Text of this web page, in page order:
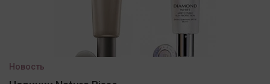
Новость